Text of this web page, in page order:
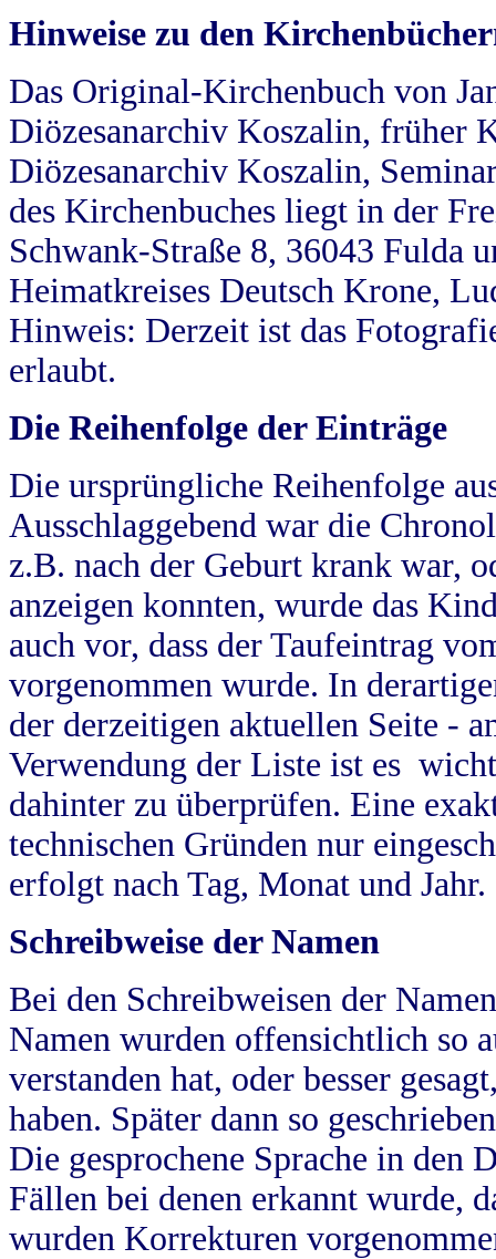
Hinweise zu den
Das Original-Kirchenbuch von
Diözesanarchiv Koszalin, früher
Diözesanarchiv Koszalin,
des Kirchenbuches liegt in der
Schwank-Straße 8, 36043 Fulda
Heimatkreises Deutsch Krone,
Hinweis: Derzeit ist das
erlaubt.
Die Reihenfolge der Einträge
Die ursprüngliche Reihenfolge
Ausschlaggebend war die
z.B. nach der Geburt krank war,
anzeigen konnten, wurde das
auch vor, dass der Taufeintrag
vorgenommen wurde. In
der derzeitigen aktuellen Seite -
Verwendung der Liste ist es
dahinter zu überprüfen. Eine
technischen Gründen nur
erfolgt nach Tag, Monat und Jahr.
Schreibweise der Namen
Bei den Schreibweisen der
Namen wurden offensichtlich so
verstanden hat, oder besser
haben. Später dann so
Die gesprochene Sprache in
Fällen bei denen erkannt wurde,
wurden Korrekturen